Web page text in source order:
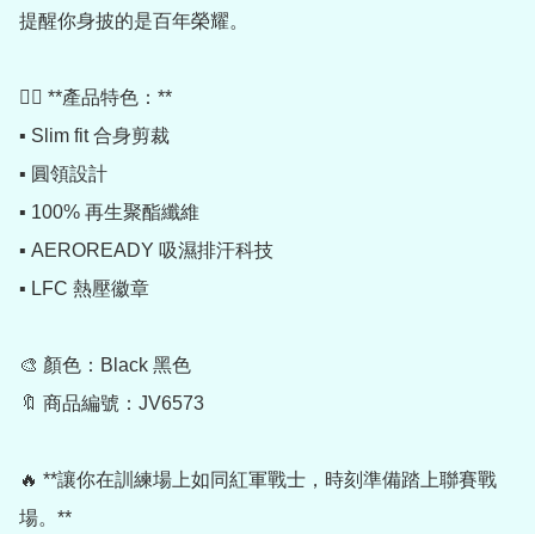
提醒你身披的是百年榮耀。
🏃‍♂️ **產品特色：**
▪️ Slim fit 合身剪裁
▪️ 圓領設計
▪️ 100% 再生聚酯纖維
▪️ AEROREADY 吸濕排汗科技
▪️ LFC 熱壓徽章
🎨 顏色：Black 黑色
🔖 商品編號：JV6573
🔥 **讓你在訓練場上如同紅軍戰士，時刻準備踏上聯賽戰
場。**